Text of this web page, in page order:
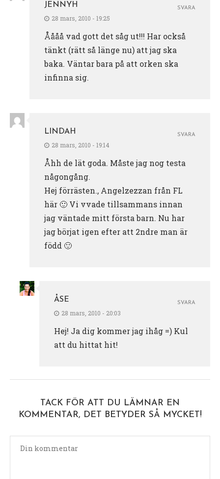
JENNYH
28 mars, 2010 - 19:25
Åååå vad gott det såg ut!!! Har också
tänkt (rätt så länge nu) att jag ska
baka. Väntar bara på att orken ska
infinna sig.
SVARA
LINDAH
28 mars, 2010 - 19:14
Åhh de lät goda. Måste jag nog testa
någongång.
Hej förrästen., Angelzezzan från FL
här 🙂 Vi vvade tillsammans innan
jag väntade mitt första barn. Nu har
jag börjat igen efter att 2ndre man är
född 🙂
SVARA
ÅSE
28 mars, 2010 - 20:03
Hej! Ja dig kommer jag ihåg =) Kul
att du hittat hit!
SVARA
TACK FÖR ATT DU LÄMNAR EN
KOMMENTAR, DET BETYDER SÅ MYCKET!